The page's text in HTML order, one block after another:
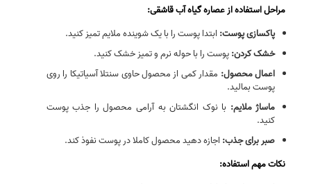
مراحل استفاده از عصاره گیاه آب قاشقی:
پاکسازی پوست: ابتدا پوست را با یک شوینده ملایم تمیز کنید.
خشک کردن:پوست را با حوله نرم و تمیز خشک کنید.
اعمال محصول: مقدار کمی از محصول حاوی سنتلا آسیاتیکا را روی
پوست بمالید.
ماساژ ملایم: با نوک انگشتان به آرامی محصول را جذب پوست
کنید.
صبر برای جذب: اجازه دهید محصول کاملا در پوست نفوذ کند.
نکات مهم استفاده: